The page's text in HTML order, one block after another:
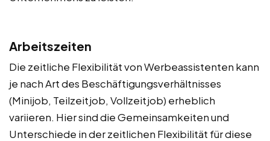
Arbeitszeiten
Die zeitliche Flexibilität von Werbeassistenten kann
je nach Art des Beschäftigungsverhältnisses
(Minijob, Teilzeitjob, Vollzeitjob) erheblich
variieren. Hier sind die Gemeinsamkeiten und
Unterschiede in der zeitlichen Flexibilität für diese